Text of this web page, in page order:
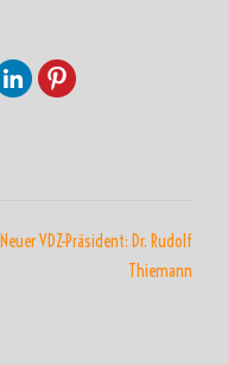
Neuer VDZ-Präsident: Dr. Rudolf
Thiemann